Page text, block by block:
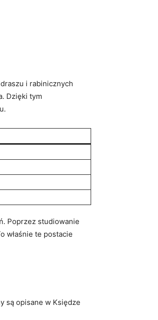
i rabinicznych
Dzięki tym
Poprzez studiowanie
właśnie te postacie
są opisane w Księdze